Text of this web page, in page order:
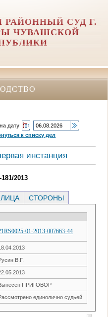
СУД Г.
ЧУВАШСКОЙ
дату
к списку дел
инстанция
2013
ЛИЦА СТОРОНЫ
01-2013-007663-44
В.Г.
ПРИГОВОР
единолично судьей